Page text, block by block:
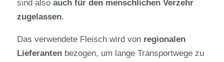
sind also auch für den menschlichen Verzehr
zugelassen.
Das verwendete Fleisch wird von regionalen
Lieferantenbezogen, um lange Transportwege zu